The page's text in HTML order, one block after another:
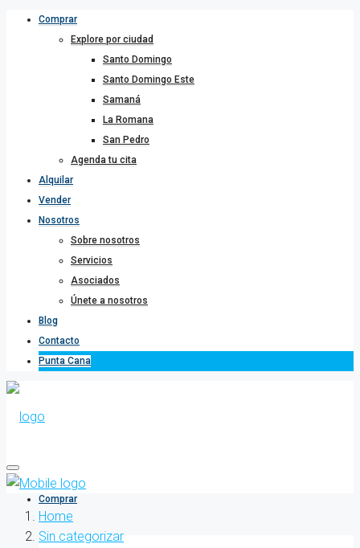
Comprar
Explore por ciudad
Santo Domingo
Santo Domingo Este
Samaná
La Romana
San Pedro
Agenda tu cita
Alquilar
Vender
Nosotros
Sobre nosotros
Servicios
Asociados
Únete a nosotros
Blog
Contacto
Punta Cana
Comprar
Home
Sin categorizar